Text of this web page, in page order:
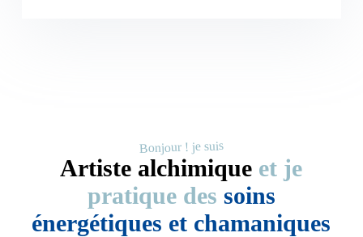
Bonjour ! je suis
Artiste alchimique et je
pratique des soins
énergétiques et chamaniques